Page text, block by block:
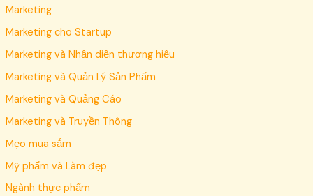
Marketing
Marketing cho Startup
Marketing và Nhận diện thương hiệu
Marketing và Quản Lý Sản Phẩm
Marketing và Quảng Cáo
Marketing và Truyền Thông
Mẹo mua sắm
Mỹ phẩm và Làm đẹp
Ngành thực phẩm